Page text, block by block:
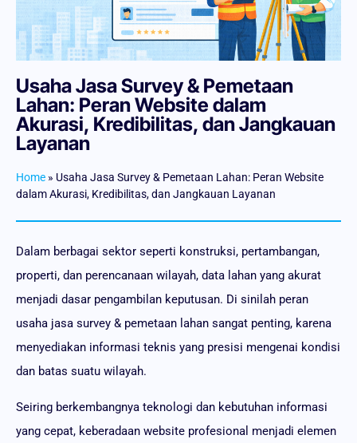
Usaha Jasa Survey & Pemetaan
Lahan: Peran Website dalam
Akurasi, Kredibilitas, dan Jangkauan
Layanan
Home » Usaha Jasa Survey & Pemetaan Lahan: Peran Website
dalam Akurasi, Kredibilitas, dan Jangkauan Layanan
Dalam berbagai sektor seperti konstruksi, pertambangan,
properti, dan perencanaan wilayah, data lahan yang akurat
menjadi dasar pengambilan keputusan. Di sinilah peran
usaha jasa survey & pemetaan lahan sangat penting, karena
menyediakan informasi teknis yang presisi mengenai kondisi
dan batas suatu wilayah.
Seiring berkembangnya teknologi dan kebutuhan informasi
yang cepat, keberadaan website profesional menjadi elemen